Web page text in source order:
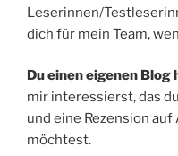
Leserinnen/
dich für mein Team,
Du einen eigenen Blog
mir interessierst, das
und eine Rezension auf
möchtest.